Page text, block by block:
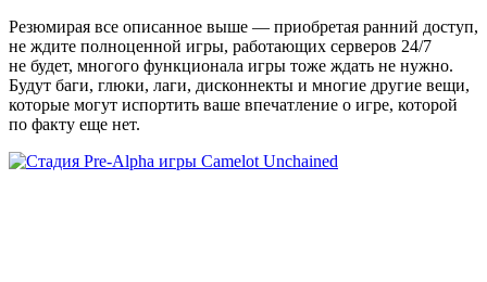
Резюмирая все описанное выше — приобретая ранний доступ,
не ждите полноценной игры, работающих серверов 24/7
не будет, многого функционала игры тоже ждать не нужно.
Будут баги, глюки, лаги, дисконнекты и многие другие вещи,
которые могут испортить ваше впечатление о игре, которой
по факту еще нет.